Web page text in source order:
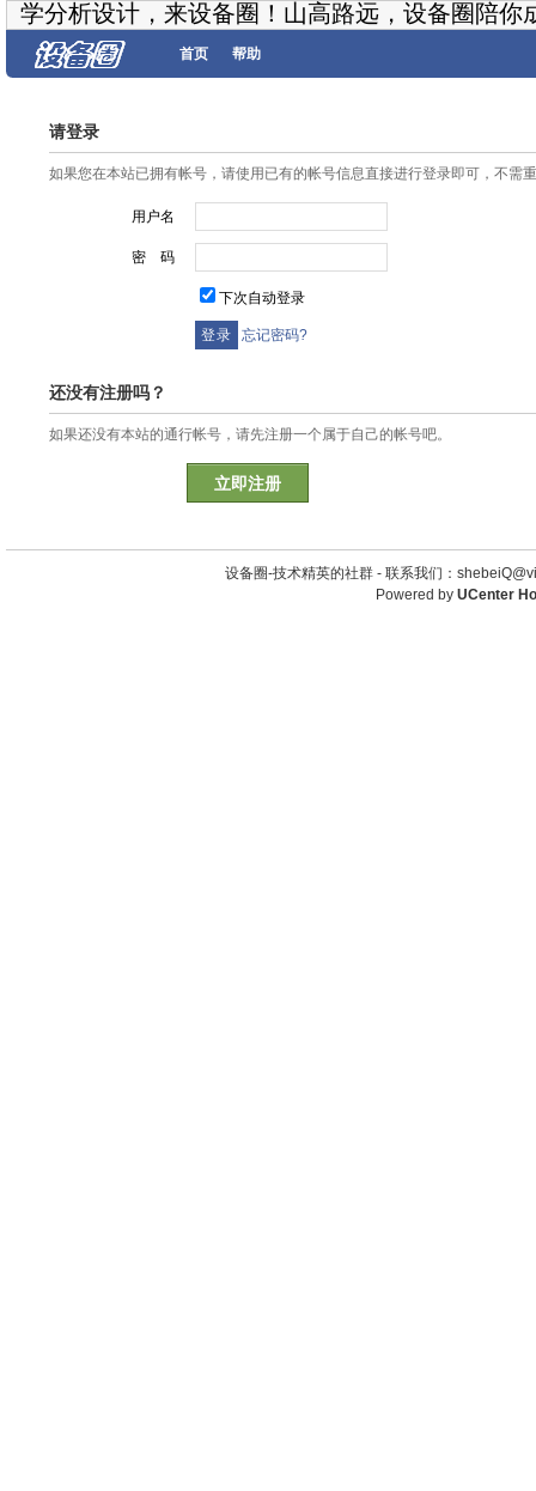
学分析设计，来设备圈！山高路远，设备圈陪你
首页 帮助
请登录
如果您在本站已拥有帐号，请使用已有的帐号信息直接进行登录即可，不需
用户名
密 码
下次自动登录
忘记密码?
还没有注册吗？
如果还没有本站的通行帐号，请先注册一个属于自己的帐号吧。
立即注册
设备圈-技术精英的社群 - 联系我们：
Powered by UCenter